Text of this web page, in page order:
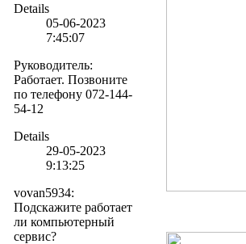
Details
05-06-2023
7:45:07
Руководитель:
Работает. Позвоните
по телефону 072-144-
54-12
Details
29-05-2023
9:13:25
vovan5934:
Подскажите работает
ли компьютерный
сервис?